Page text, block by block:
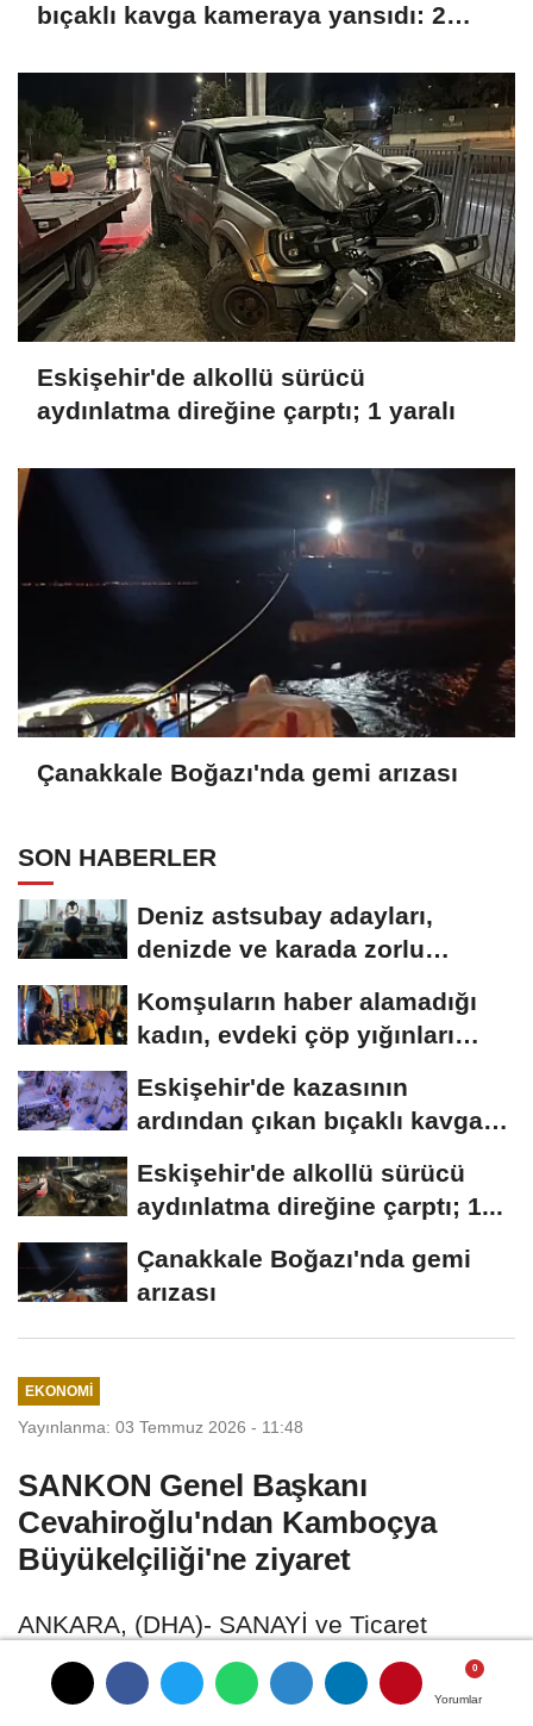
Yorumlar
Yorumlar
bıçaklı kavga kameraya yansıdı: 2
Eskişehir'de alkollü sürücü
aydınlatma direğine çarptı; 1 yaralı
Çanakkale Boğazı'nda gemi arızası
SON HABERLER
Deniz astsubay adayları,
denizde ve karada zorlu
Komşuların haber alamadığı
kadın, evdeki çöp yığınları
Eskişehir'de kazasının
ardından çıkan bıçaklı kavga
Eskişehir'de alkollü sürücü
aydınlatma direğine çarptı; 1...
Çanakkale Boğazı'nda gemi
arızası
EKONOMI
Yayınlanma: 03 Temmuz 2026 - 11:48
SANKON Genel Başkanı
Cevahiroğlu'ndan Kamboçya
Büyükelçiliği'ne ziyaret
ANKARA, (DHA)- SANAYİ ve Ticaret
Konfederasyonu (SANKON) Genel Başkanı
Ferudun Cevahiroğlu, Kamboçya Krallığı
Yorumlar